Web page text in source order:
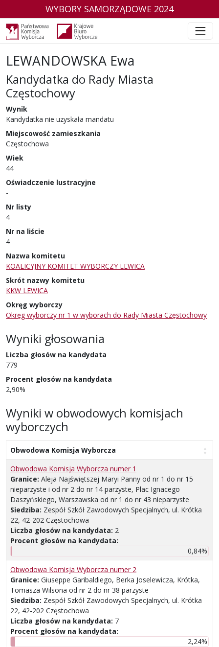
WYBORY SAMORZĄDOWE 2024
LEWANDOWSKA Ewa
Kandydatka do Rady Miasta
Częstochowy
w wyborach samorządowych w 2024 r.
Wynik
Kandydatka nie uzyskała mandatu
Miejscowość zamieszkania
Częstochowa
Wiek
44
Oświadczenie lustracyjne
-
Nr listy
4
Nr na liście
4
Nazwa komitetu
KOALICYJNY KOMITET WYBORCZY LEWICA
Skrót nazwy komitetu
KKW LEWICA
Okręg wyborczy
Okręg wyborczy nr 1 w wyborach do Rady Miasta Częstochowy
Wyniki głosowania
Liczba głosów na kandydata
779
Procent głosów na kandydata
2,90%
Wyniki w obwodowych komisjach
wyborczych
Obwodowa Komisja Wyborcza
Obwodowa Komisja Wyborcza numer 1
Granice: Aleja Najświętszej Maryi Panny od nr 1 do nr 15
nieparzyste i od nr 2 do nr 14 parzyste, Plac Ignacego
Daszyńskiego, Warszawska od nr 1 do nr 43 nieparzyste
Siedziba: Zespół Szkół Zawodowych Specjalnych, ul. Krótka
22, 42-202 Częstochowa
Liczba głosów na kandydata: 2
Procent głosów na kandydata:
0,84%
Obwodowa Komisja Wyborcza numer 2
Granice: Giuseppe Garibaldiego, Berka Joselewicza, Krótka,
Tomasza Wilsona od nr 2 do nr 38 parzyste
Siedziba: Zespół Szkół Zawodowych Specjalnych, ul. Krótka
22, 42-202 Częstochowa
Liczba głosów na kandydata: 7
Procent głosów na kandydata:
2,24%